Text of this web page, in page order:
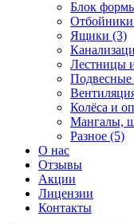
Блок
Отбойники
Ящики (3)
Лестницы
Подвесные
Колёса и
Мангалы,
Разное (5)
О нас
Отзывы
Акции
Лицензии
Контакты